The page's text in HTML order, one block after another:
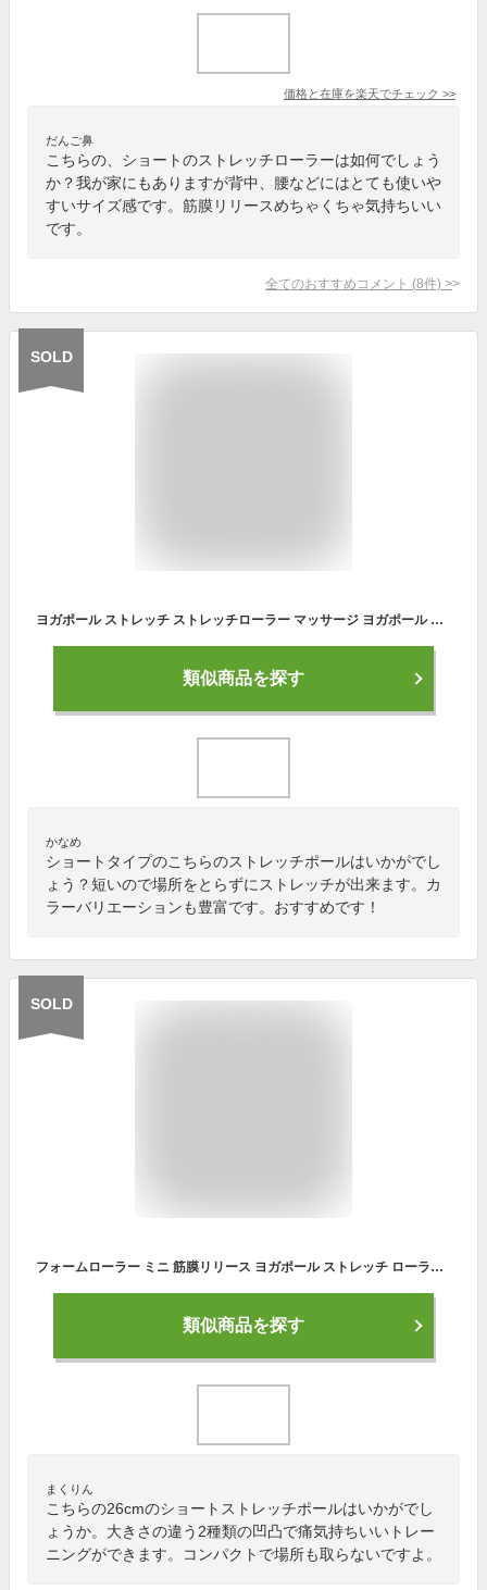
価格と在庫を楽天でチェック >>
だんご鼻
こちらの、ショートのストレッチローラーは如何でしょう
か？我が家にもありますが背中、腰などにはとても使いや
すいサイズ感です。筋膜リリースめちゃくちゃ気持ちいい
です。
全てのおすすめコメント (8件) >
SOLD
ヨガポール ストレッチ ストレッチローラー マッサージ ヨガポール ショート ポールエクササイズ ヨガローラー 体幹 送料無料 お宝プライス ###ローラー33X14###
類似商品を探す
かなめ
ショートタイプのこちらのストレッチポールはいかがでし
ょう？短いので場所をとらずにストレッチが出来ます。カ
ラーバリエーションも豊富です。おすすめです！
SOLD
フォームローラー ミニ 筋膜リリース ヨガポール ストレッチ ローラー リリース ローラー スリム ダイエット 器具 エクササイズ ストレッチ グリッド ヨガ ポール セルフ RIORES リオレス
類似商品を探す
まくりん
こちらの26cmのショートストレッチポールはいかがでし
ょうか。大きさの違う2種類の凹凸で痛気持ちいいトレー
ニングができます。コンパクトで場所も取らないですよ。